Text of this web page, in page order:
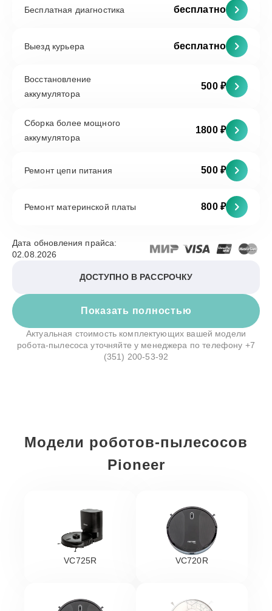
Бесплатная диагностика бесплатно
Выезд курьера бесплатно
Восстановление
аккумулятора
500 ₽
Сборка более мощного
аккумулятора
1800 ₽
Ремонт цепи питания 500 ₽
Ремонт материнской платы 800 ₽
Показать полностью
Дата обновления прайса:
02.08.2026
ДОСТУПНО В РАССРОЧКУ
Актуальная стоимость комплектующих вашей модели
робота-пылесоса уточняйте у менеджера по телефону +7
(351) 200-53-92
Модели роботов-пылесосов
Pioneer
VC725R VC720R